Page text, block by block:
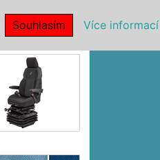
Souhlasím Více informací